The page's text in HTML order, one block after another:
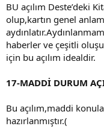
BU açılım Deste’deki
olup,kartın genel
haberler ve çeşitli
için bu açılım idealdir.
17-MADDİ DURUM
Bu açılım,maddi
hazırlanmıştır.(